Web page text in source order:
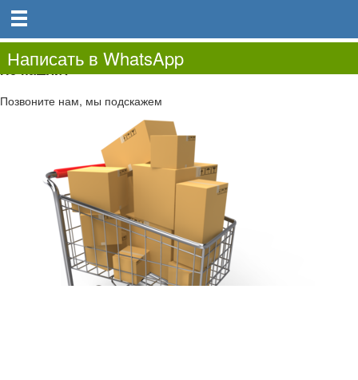
0.00
0
Не нашли?
Позвоните нам, мы подскажем
Написать в WhatsApp